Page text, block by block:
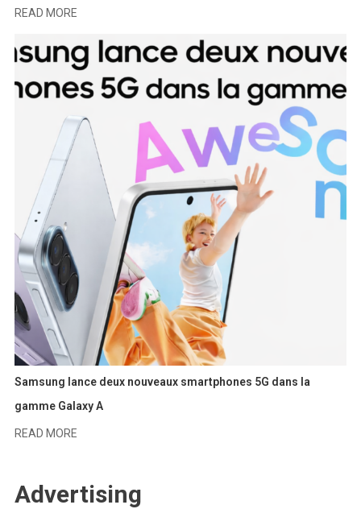
READ MORE
Samsung lance deux nouveaux smartphones 5G dans la
gamme Galaxy A
READ MORE
Advertising